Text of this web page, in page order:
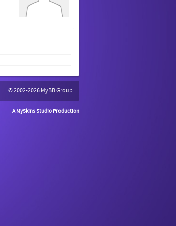
© 2002-2026 MyBB Group.
A MySkins Studio Production